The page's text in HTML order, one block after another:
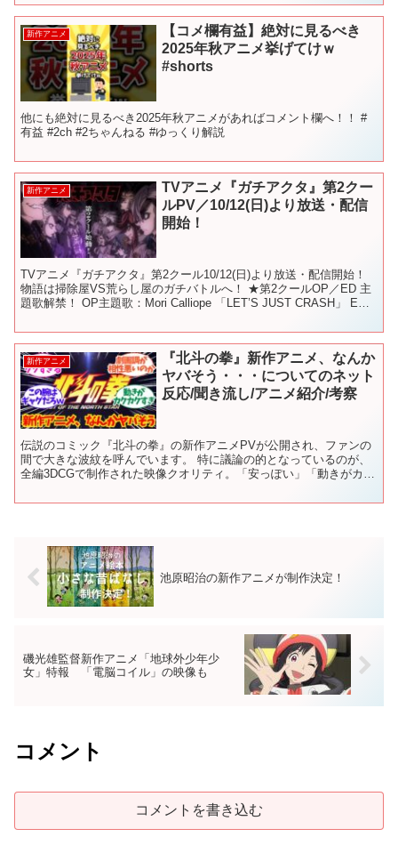
新作アニメ
【コメ欄有益】絶対に見るべき
2025年秋アニメ挙げてけｗ
#shorts
他にも絶対に見るべき2025年秋アニメがあればコメント欄へ！！ #
有益 #2ch #2ちゃんねる #ゆっくり解説
新作アニメ
TVアニメ『ガチアクタ』第2クー
ルPV／10/12(日)より放送・配信
開始！
TVアニメ『ガチアクタ』第2クール10/12(日)より放送・配信開始！
物語は掃除屋VS荒らし屋のガチバトルへ！ ★第2クールOP／ED 主
題歌解禁！ OP主題歌：Mori Calliope 「LET’S JUST CRASH」 ED
新作アニメ
『北斗の拳』新作アニメ、なんか
ヤバそう・・・についてのネット
反応/聞き流し/アニメ紹介/考察
伝説のコミック『北斗の拳』の新作アニメPVが公開され、ファンの
間で大きな波紋を呼んでいます。 特に議論の的となっているのが、
全編3DCGで制作された映像クオリティ。「安っぽい」「動きがカク
池原昭治の新作アニメが制作決定！
磯光雄監督新作アニメ「地球外少年少
女」特報 「電脳コイル」の映像も
コメント
コメントを書き込む